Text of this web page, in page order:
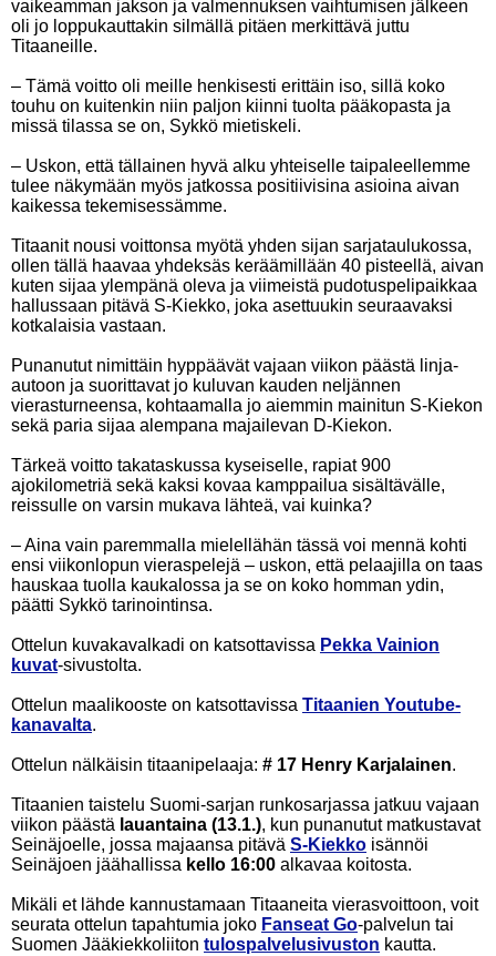
vaikeamman jakson ja valmennuksen vaihtumisen jälkeen
oli jo loppukauttakin silmällä pitäen merkittävä juttu
Titaaneille.
– Tämä voitto oli meille henkisesti erittäin iso, sillä koko
touhu on kuitenkin niin paljon kiinni tuolta pääkopasta ja
missä tilassa se on, Sykkö mietiskeli.
– Uskon, että tällainen hyvä alku yhteiselle taipaleellemme
tulee näkymään myös jatkossa positiivisina asioina aivan
kaikessa tekemisessämme.
Titaanit nousi voittonsa myötä yhden sijan sarjataulukossa,
ollen tällä haavaa yhdeksäs keräämillään 40 pisteellä, aivan
kuten sijaa ylempänä oleva ja viimeistä pudotuspelipaikkaa
hallussaan pitävä S-Kiekko, joka asettuukin seuraavaksi
kotkalaisia vastaan.
Punanutut nimittäin hyppäävät vajaan viikon päästä linja-
autoon ja suorittavat jo kuluvan kauden neljännen
vierasturneensa, kohtaamalla jo aiemmin mainitun S-Kiekon
sekä paria sijaa alempana majailevan D-Kiekon.
Tärkeä voitto takataskussa kyseiselle, rapiat 900
ajokilometriä sekä kaksi kovaa kamppailua sisältävälle,
reissulle on varsin mukava lähteä, vai kuinka?
– Aina vain paremmalla mielellähän tässä voi mennä kohti
ensi viikonlopun vieraspelejä – uskon, että pelaajilla on taas
hauskaa tuolla kaukalossa ja se on koko homman ydin,
päätti Sykkö tarinointinsa.
Ottelun kuvakavalkadi on katsottavissa Pekka Vainion
kuvat-sivustolta.
Ottelun maalikooste on katsottavissa Titaanien Youtube-
kanavalta.
Ottelun nälkäisin titaanipelaaja: # 17 Henry Karjalainen.
Titaanien taistelu Suomi-sarjan runkosarjassa jatkuu vajaan
viikon päästä lauantaina (13.1.), kun punanutut matkustavat
Seinäjoelle, jossa majaansa pitävä S-Kiekko isännöi
Seinäjoen jäähallissa kello 16:00 alkavaa koitosta.
Mikäli et lähde kannustamaan Titaaneita vierasvoittoon, voit
seurata ottelun tapahtumia joko Fanseat Go-palvelun tai
Suomen Jääkiekkoliiton tulospalvelusivuston kautta.